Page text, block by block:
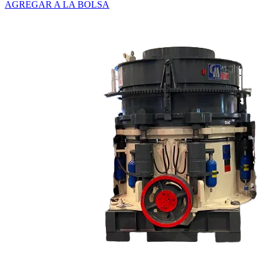
AGREGAR A LA BOLSA